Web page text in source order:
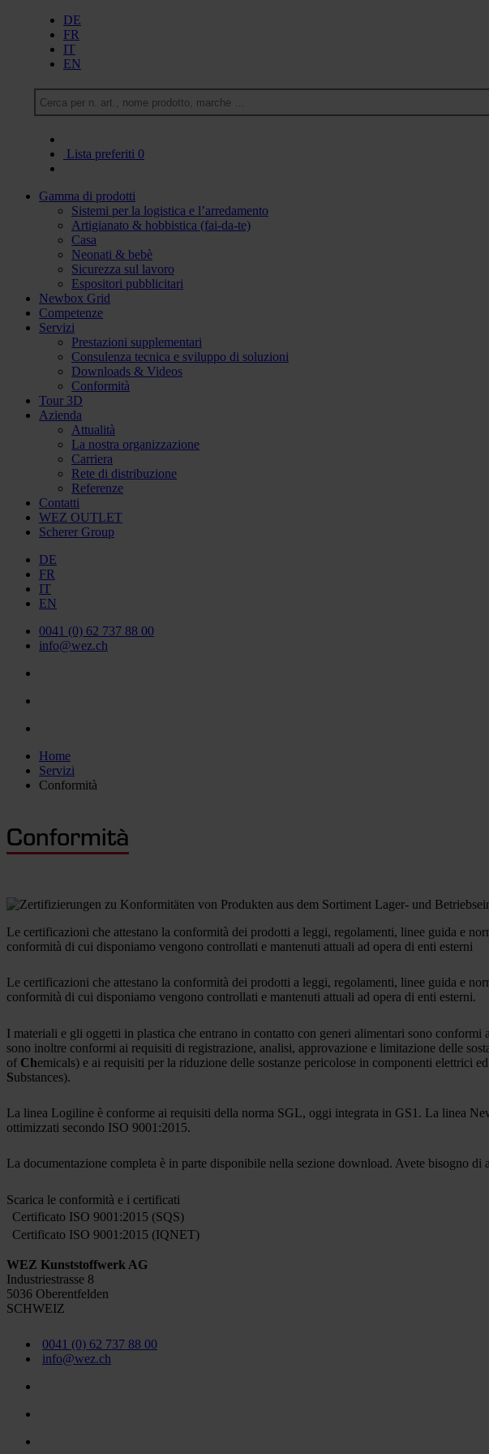
DE
FR
IT
EN
Lista preferiti 0
Gamma di prodotti
Sistemi per la logistica e l’arredamento
Artigianato & hobbistica (fai-da-te)
Casa
Neonati & bebè
Sicurezza sul lavoro
Espositori pubblicitari
Newbox Grid
Competenze
Servizi
Prestazioni supplementari
Consulenza tecnica e sviluppo di soluzioni
Downloads & Videos
Conformità
Tour 3D
Azienda
Attualità
La nostra organizzazione
Carriera
Rete di distribuzione
Referenze
Contatti
WEZ OUTLET
Scherer Group
DE
FR
IT
EN
0041 (0) 62 737 88 00
info@wez.ch
Home
Servizi
Conformità
Conformità
Le certificazioni che attestano la conformità dei prodotti a leggi, regolamenti, linee guida e
conformità di cui disponiamo vengono controllati e mantenuti attuali ad opera di enti esterni
Le certificazioni che attestano la conformità dei prodotti a leggi, regolamenti, linee guida e
conformità di cui disponiamo vengono controllati e mantenuti attuali ad opera di enti esterni.
I materiali e gli oggetti in plastica che entrano in contatto con generi alimentari sono
sono inoltre conformi ai requisiti di registrazione, analisi, approvazione e limitazione delle
of Chemicals) e ai requisiti per la riduzione delle sostanze pericolose in componenti elettrici
Substances).
La linea Logiline è conforme ai requisiti della norma SGL, oggi integrata in GS1. La linea
ottimizzati secondo ISO 9001:2015.
La documentazione completa è in parte disponibile nella sezione download. Avete bisogno
Scarica le conformità e i certificati
Certificato ISO 9001:2015 (SQS)
Certificato ISO 9001:2015 (IQNET)
WEZ Kunststoffwerk AG
Industriestrasse 8
5036 Oberentfelden
SCHWEIZ
0041 (0) 62 737 88 00
info@wez.ch